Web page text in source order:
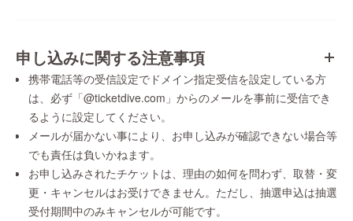
申し込みに関する注意事項
携帯電話等の受信設定でドメイン指定受信を設定している方
は、必ず「@ticketdive.com」からのメールを事前に受信でき
るように設定してください。
メールが届かない事により、お申し込みが確認できない場合等
でも責任は負いかねます。
お申し込みされたチケットは、理由の如何を問わず、取替・変
更・キャンセルはお受けできません。ただし、抽選申込は抽選
受付期間中のみキャンセルが可能です。